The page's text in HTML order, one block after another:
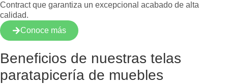
Contract que garantiza un excepcional acabado de alta
calidad.
Conoce más
Beneficios de nuestras telas
paratapicería de muebles